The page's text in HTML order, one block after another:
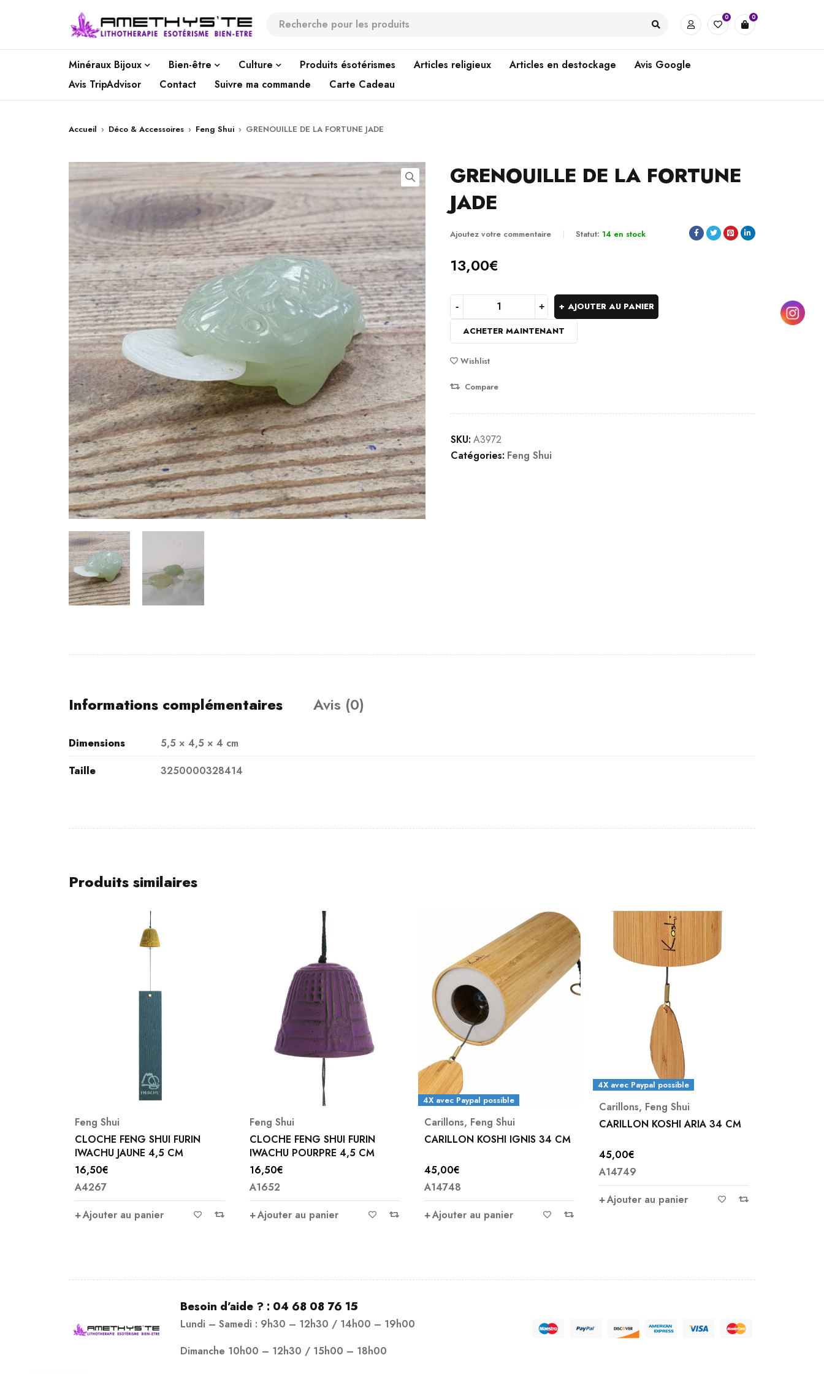
0 0
Minéraux Bijoux Bien-être Culture Produits ésotérismes Articles religieux Articles en destockage
Avis Google
Avis TripAdvisor
Contact Suivre ma commande Carte Cadeau
Accueil › Déco & Accessoires › Feng Shui › GRENOUILLE DE LA FORTUNE JADE
GRENOUILLE DE LA FORTUNE
JADE
Ajoutez votre commentaire Statut: 14 en stock
13,00€
AJOUTER AU PANIER
ACHETER MAINTENANT
Wishlist
Compare
SKU: A3972
Catégories: Feng Shui
Informations complémentaires Avis (0)
Dimensions
5,5 × 4,5 × 4 cm
Taille
3250000328414
Produits similaires
Feng Shui
CLOCHE FENG SHUI FURIN
IWACHU JAUNE 4,5 CM
16,50€
A4267
Ajouter au panier
Feng Shui
CLOCHE FENG SHUI FURIN
IWACHU POURPRE 4,5 CM
16,50€
A1652
Ajouter au panier
4X avec Paypal possible
Carillons, Feng Shui
CARILLON KOSHI IGNIS 34 CM
45,00€
A14748
Ajouter au panier
4X avec Paypal possible
Carillons, Feng Shui
CARILLON KOSHI ARIA 34 CM
45,00€
A14749
Ajouter au panier
Besoin d’aide ? : 04 68 08 76 15
Lundi – Samedi : 9h30 – 12h30 / 14h00 – 19h00
Dimanche 10h00 – 12h30 / 15h00 – 18h00